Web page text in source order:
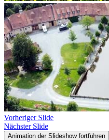
Vorheriger Slide
Nächster Slide
Animation der Slideshow fortführen